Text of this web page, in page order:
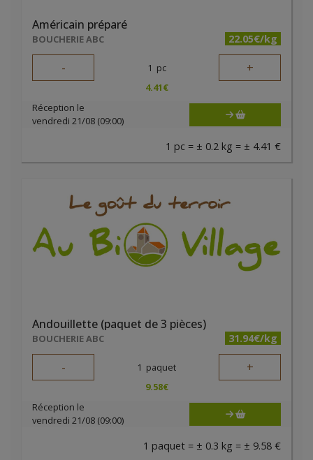
Américain préparé
BOUCHERIE ABC 22.05€/kg
- 1 pc +
4.41€
Réception le
vendredi 21/08 (09:00)
1 pc = ± 0.2 kg = ± 4.41 €
Andouillette (paquet de 3 pièces)
BOUCHERIE ABC 31.94€/kg
- 1 paquet +
9.58€
Réception le
vendredi 21/08 (09:00)
1 paquet = ± 0.3 kg = ± 9.58 €